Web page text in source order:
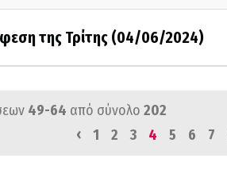
της Τρίτης (04/06/2024)
49-64 από σύνολο 202
‹
1 2 3 4 5 6 7